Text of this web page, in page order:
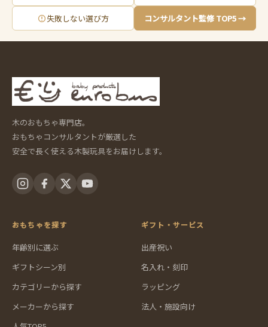
失敗しない選び方 コンサルタント監修 TOP5 →
木のおもちゃ専門店。
おもちゃコンサルタントが厳選した
安全で長く使える木製玩具をお届けします。
おもちゃを探す
年齢別に選ぶ
ギフトシーン別
カテゴリーから探す
メーカーから探す
ギフト・サービス
出産祝い
名入れ・刻印
ラッピング
法人・施設向け